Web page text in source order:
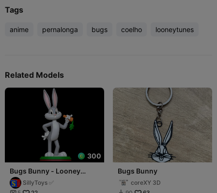
Tags
anime pernalonga bugs coelho looneytunes
Related Models
300
Bugs Bunny - Looney
TunesSillyToys ✅
Bugs Bunny
coreXY 3D